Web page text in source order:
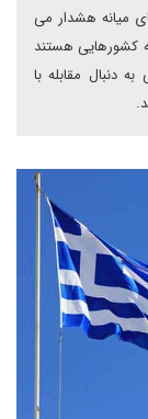
میانه هشدار می
کشورهایی هستند
دنبال مقابله با